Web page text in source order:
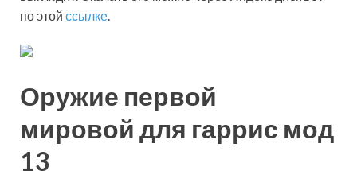
по этой ссылке
Оружие первой
мировой для гаррис мод
13